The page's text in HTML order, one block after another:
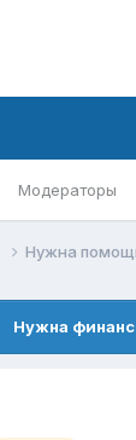
Модераторы
Нужна
Нужна